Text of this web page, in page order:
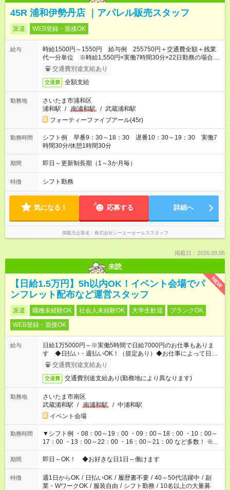
45R 浦和伊勢丹店 ｜アパレル販売スタッフ
派遣 WEB登録・面接OK
給与
時給1500円～1550円 給与例 255750円＋交通費全額＋残業
代一分単位 ※時給1,550円×実働7時間30分×22日勤務の場合。
お時給は一例です。ご経験により異なります。
交通費別途支給あり
交通費 全額支給
勤務地
さいたま市浦和区
浦和駅 / 南浦和駅 / 武蔵浦和駅
フォーティーファイブアール(45r)
勤務時間
シフト例 早番9：30～18：30 遅番10：30～19：30 実働7
時間30分/休憩1時間30分
期間 即日～更新制長期（1～3か月毎）
特徴 シフト勤務
気になる！ 応募する 詳細へ
掲載元企業名 株式会社シーエーセールススタッフ
掲載日：2026.08.06
未読
NEW
【日給1.5万円】5h以内OK！イベント会場でパ
ンフレット配布など運営スタッフ
派遣 職種未経験OK 社会人未経験OK 大学生歓迎
ブランクOK
WEB登録・面接OK
給与
日給1万5000円～※実働5時間で日給7000円のお仕事もありま
す ◆日払い・週払いOK！（規定あり）◆お仕事によって日給も
異なります
交通費別途支給あり
交通費 交通費別途支給あり(勤務地により異なります)
勤務地
さいたま市南区
武蔵浦和駅 / 南浦和駅 / 中浦和駅
イベント会場
勤務時間
▼シフト例 ・08：00～19：00 ・09：00～18：00 ・10：00～
17：00 ・13：00～22：00 ・16：00～21：00 など多数！ ※お
仕事により勤務時間が異なります
期間 即日～OK！ ◆お好きな日1日～働けます
特徴 週1日からOK / 日払いOK / 履歴書不要 / 40～50代活躍中 / 副
業・WワークOK / 服装自由 / シフト勤務 / 10名以上の大量募